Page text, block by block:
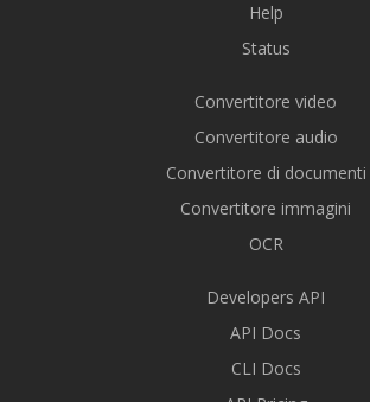
Help
Status
Convertitore video
Convertitore audio
Convertitore di documenti
Convertitore immagini
OCR
Developers API
API Docs
CLI Docs